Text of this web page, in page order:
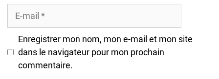
Enregistrer mon nom, mon e-mail et mon site
dans le navigateur pour mon prochain
commentaire.